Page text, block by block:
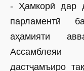
- Ҳамкорӣ дар
парламентӣ
аҳамияти
Ассамблеяи
дастҷамъиро